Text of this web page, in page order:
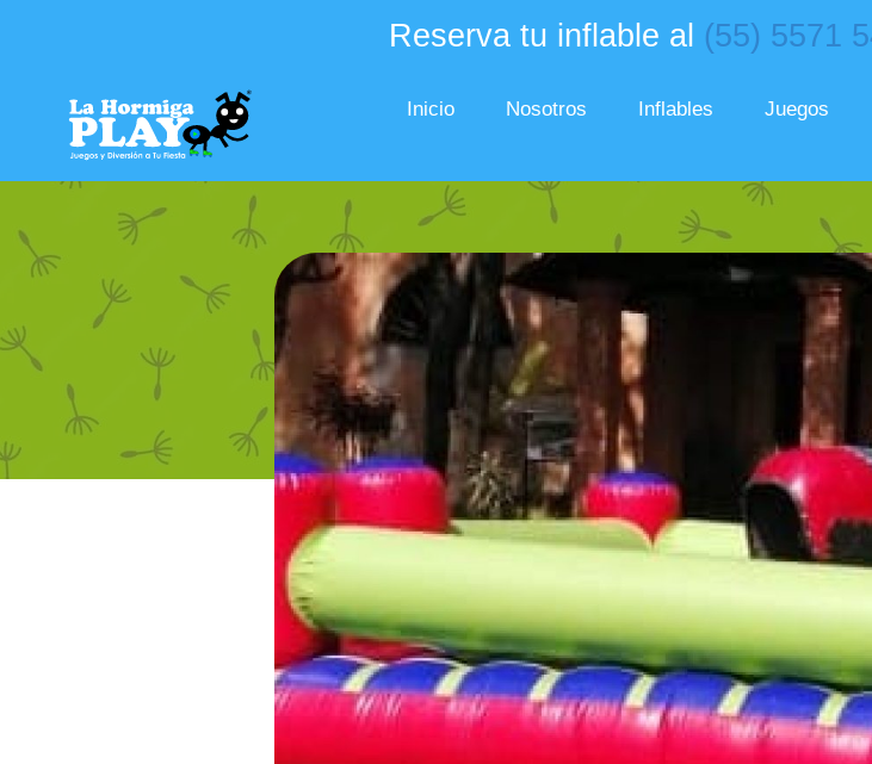
Reserva tu inflable al (55) 5571
Inicio Nosotros Inflables Juegos